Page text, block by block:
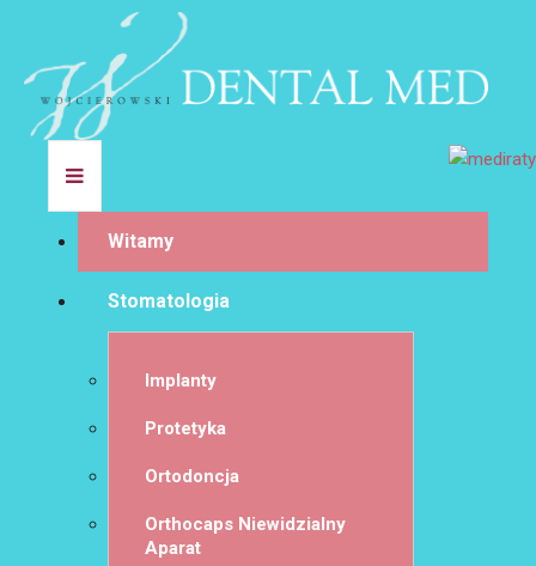
Witamy
Stomatologia
Implanty
Protetyka
Ortodoncja
Orthocaps Niewidzialny
Aparat